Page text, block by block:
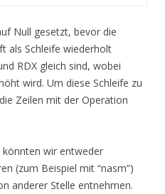
Null gesetzt, bevor die
als Schleife wiederholt
RDX gleich sind, wobei
wird. Um diese Schleife zu
Zeilen mit der Operation
wir entweder
(zum Beispiel mit “nasm”)
anderer Stelle entnehmen.